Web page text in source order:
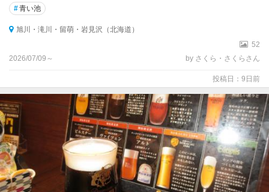
#青い池
旭川・滝川・留萌・岩見沢（北海道）
52
2026/07/09～
by さくら・さくらさん
投稿日：9日前